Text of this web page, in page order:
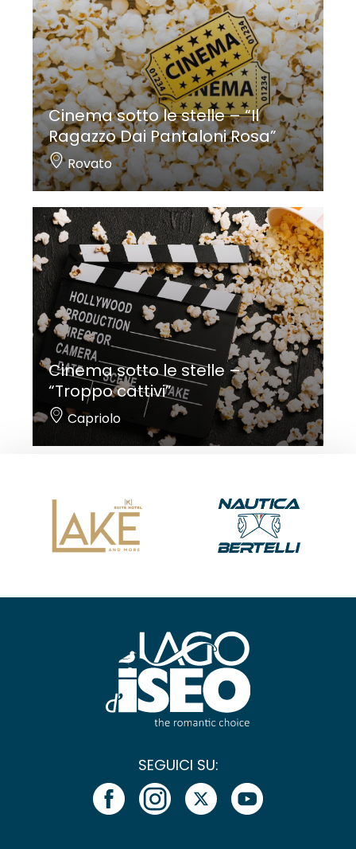
Cinema sotto le stelle – “Il
Ragazzo Dai Pantaloni Rosa”
Rovato
Cinema sotto le stelle –
“Troppo cattivi”
Capriolo
SEGUICI SU: